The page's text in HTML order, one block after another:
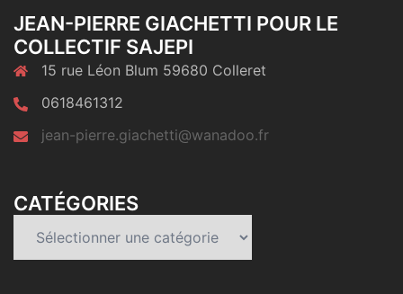
JEAN-PIERRE GIACHETTI POUR LE
COLLECTIF SAJEPI
15 rue Léon Blum 59680 Colleret
0618461312
jean-pierre.giachetti@wanadoo.fr
CATÉGORIES